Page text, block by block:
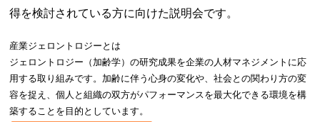
得を検討されている方に向けた説明会です。
産業ジェロントロジーとは
ジェロントロジー（加齢学）の研究成果を企業の人材マネジメントに応
用する取り組みです。加齢に伴う心身の変化や、社会との関わり方の変
容を捉え、個人と組織の双方がパフォーマンスを最大化できる環境を構
築することを目的としています。